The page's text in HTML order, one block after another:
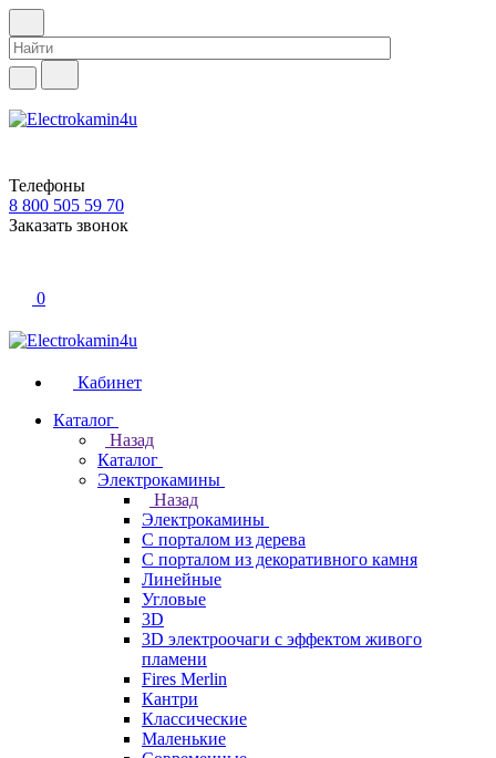
Телефоны
8 800 505 59 70
Заказать звонок
0
Кабинет
Каталог
Назад
Каталог
Электрокамины
Назад
Электрокамины
С порталом из дерева
С порталом из декоративного камня
Линейные
Угловые
3D
3D электроочаги с эффектом живого
пламени
Fires Merlin
Кантри
Классические
Маленькие